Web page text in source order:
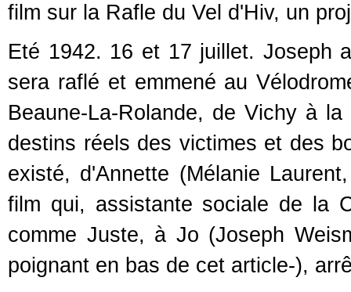
film sur la Rafle du Vel d'Hiv, un
Eté 1942. 16 et 17 juillet. Joseph
sera raflé et emmené au
Beaune-La-Rolande, de Vichy à
destins réels des victimes et des
existé, d'Annette (Mélanie
film qui, assistante sociale de la
comme Juste, à Jo (Joseph
poignant en bas de cet article-),